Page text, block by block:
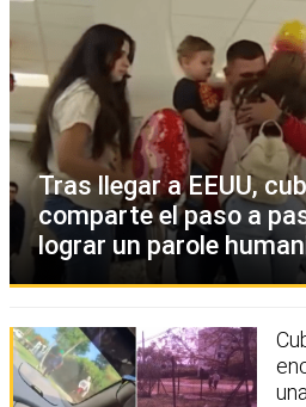
Tras llegar a EEUU,
comparte el paso a
lograr un parole